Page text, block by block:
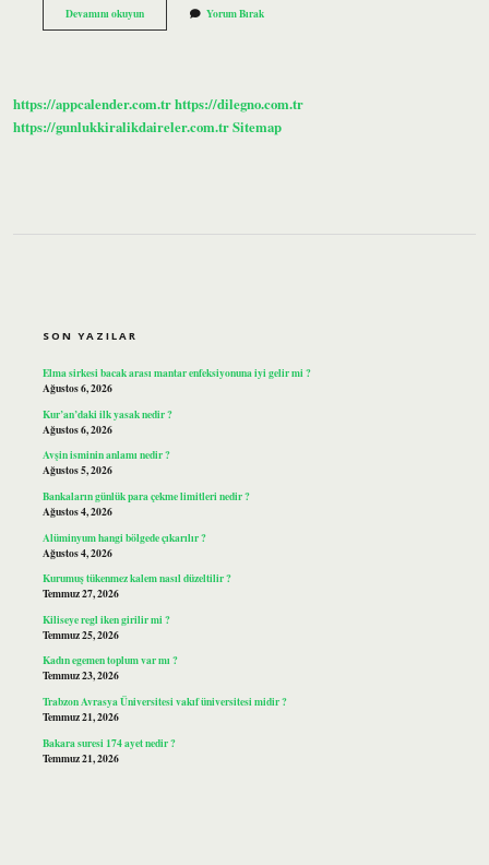
Devamını okuyunMedya
Mı
Yorum Bırak
https://appcalender.com.trhttps://dilegno.com.tr
https://gunlukkiralikdaireler.com.trSitemap
SON YAZILAR
Elma sirkesi bacak arası mantar enfeksiyonuna iyi gelir mi ?
Ağustos 6, 2026
Kur’an’daki ilk yasak nedir ?
Ağustos 6, 2026
Avşin isminin anlamı nedir ?
Ağustos 5, 2026
Bankaların günlük para çekme limitleri nedir ?
Ağustos 4, 2026
Alüminyum hangi bölgede çıkarılır ?
Ağustos 4, 2026
Kurumuş tükenmez kalem nasıl düzeltilir ?
Temmuz 27, 2026
Kiliseye regl iken girilir mi ?
Temmuz 25, 2026
Kadın egemen toplum var mı ?
Temmuz 23, 2026
Trabzon Avrasya Üniversitesi vakıf üniversitesi midir ?
Temmuz 21, 2026
Bakara suresi 174 ayet nedir ?
Temmuz 21, 2026